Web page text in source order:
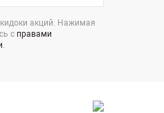
акций. Нажимая
с правами
.